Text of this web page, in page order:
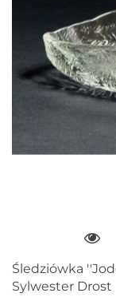
Śledziówka
Sylwester Drost